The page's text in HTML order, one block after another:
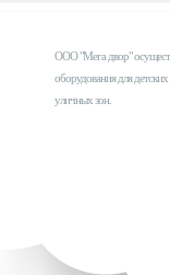
ООО "Мега двор"
оборудования для
уличных зон.